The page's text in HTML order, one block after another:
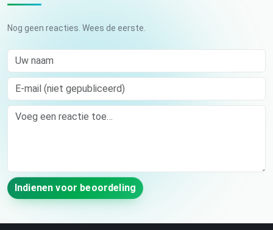
Nog geen reacties. Wees de eerste.
Uw naam
E-mail (niet gepubliceerd)
Comment
Indienen voor beoordeling